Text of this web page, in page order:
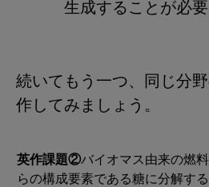
生成することが必
続いてもう一つ、同じ分
作してみましょう。
英作課題②バイオマス由来の燃
らの構成要素である糖に分解す